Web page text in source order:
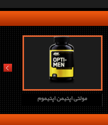
مولتی اپتیمن اپتیموم
prev